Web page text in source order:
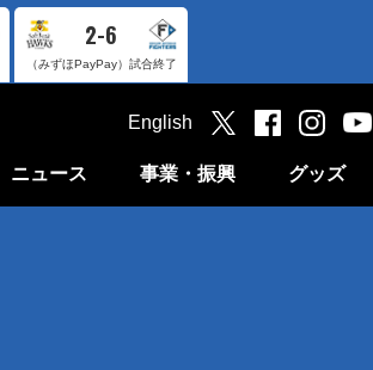
2-6
（みずほPayPay） 試合終了
ニュース 事業・振興 グッズ
English